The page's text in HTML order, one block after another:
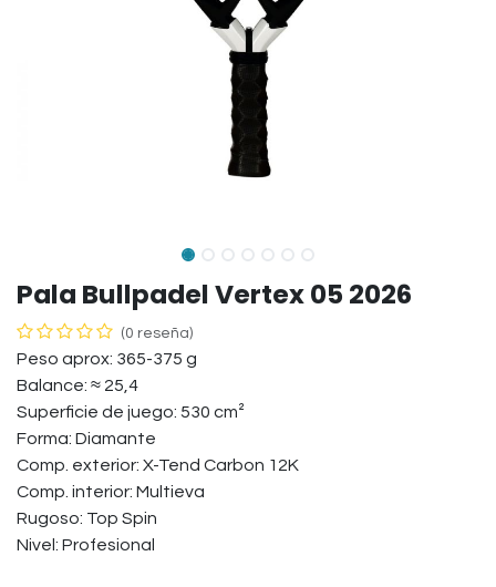
Pala Bullpadel Vertex 05 2026
(0 reseña)
Peso aprox: 365-375 g
Balance: ≈ 25,4
Superficie de juego: 530 cm²
Forma: Diamante
Comp. exterior: X-Tend Carbon 12K
Comp. interior: Multieva
Rugoso: Top Spin
Nivel: Profesional